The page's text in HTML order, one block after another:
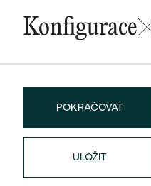
Konfigurace
POKRAČOVAT
ULOŽIT
Heureka
4.9